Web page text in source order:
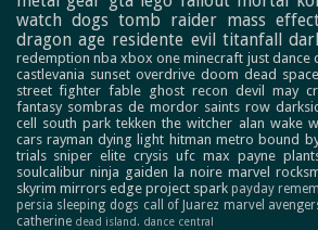
watch dogs tomb raider mass
dragon age residente evil titanfall
redemption nba xbox one minecraft just dance
castlevania sunset overdrive doom dead space
street fighter fable ghost recon devil may
fantasy sombras de mordor saints row
cell
south park tekken the witcher alan wake
cars rayman dying light hitman metro bound
trials sniper elite crysis ufc max payne
soulcalibur ninja gaiden la noire marvel
skyrim mirrors edge project spark payday
persia sleeping dogs call of Juarez marvel
catherine dead island. dance central